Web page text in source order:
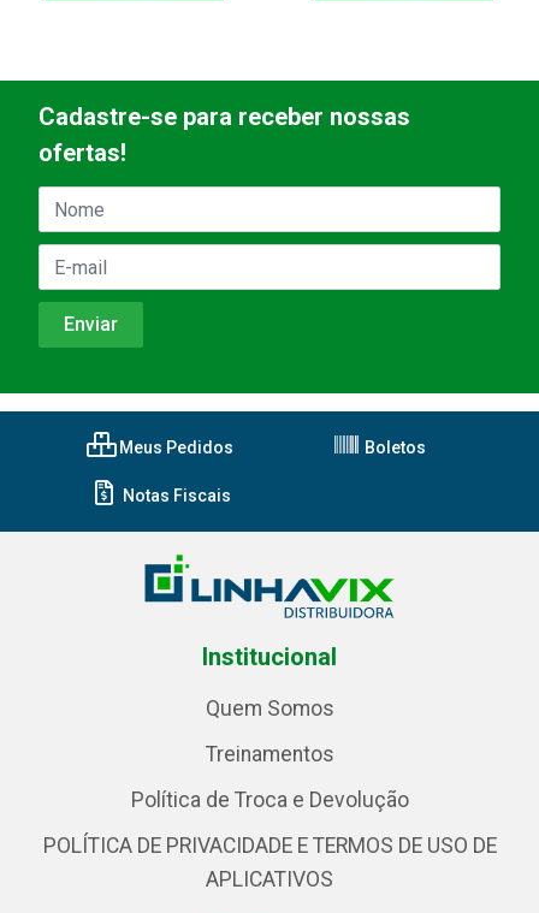
Cadastre-se para receber nossas
ofertas!
Meus Pedidos Boletos
Notas Fiscais
Institucional
Quem Somos
Treinamentos
Política de Troca e Devolução
POLÍTICA DE PRIVACIDADE E TERMOS DE USO DE
APLICATIVOS